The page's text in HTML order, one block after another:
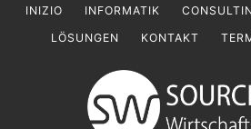
INIZIO INFORMATIK
LÖSUNGEN
KONTAKT